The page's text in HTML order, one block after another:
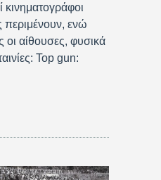
κινηματογράφοι
περιμένουν, ενώ
οι αίθουσες, φυσικά
Top gun: